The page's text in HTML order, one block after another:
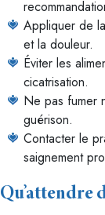
Appliquer de
et la douleur.
Éviter les
cicatrisation.
Ne pas fumer
guérison.
Contacter le
saignement
Qu’attendre